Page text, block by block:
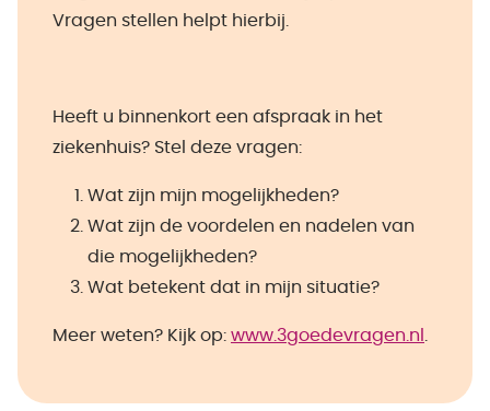
Vragen stellen helpt hierbij.
Heeft u binnenkort een afspraak in het
ziekenhuis? Stel deze vragen:
Wat zijn mijn mogelijkheden?
Wat zijn de voordelen en nadelen van
die mogelijkheden?
Wat betekent dat in mijn situatie?
Meer weten? Kijk op: www.3goedevragen.nl